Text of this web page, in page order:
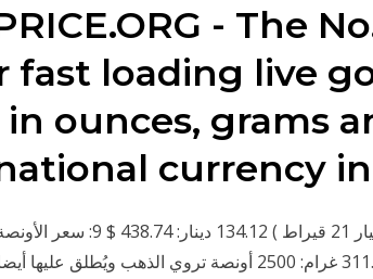
- The
fast loading live
ounces, grams
currency
31.1035 غرام: 10 أونصة تروي = 311.03 غرام: 2500 أونصة تروي